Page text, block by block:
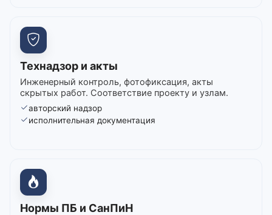
Технадзор и акты
Инженерный контроль, фотофиксация, акты
скрытых работ. Соответствие проекту и узлам.
авторский надзор
исполнительная документация
Нормы ПБ и СанПиН